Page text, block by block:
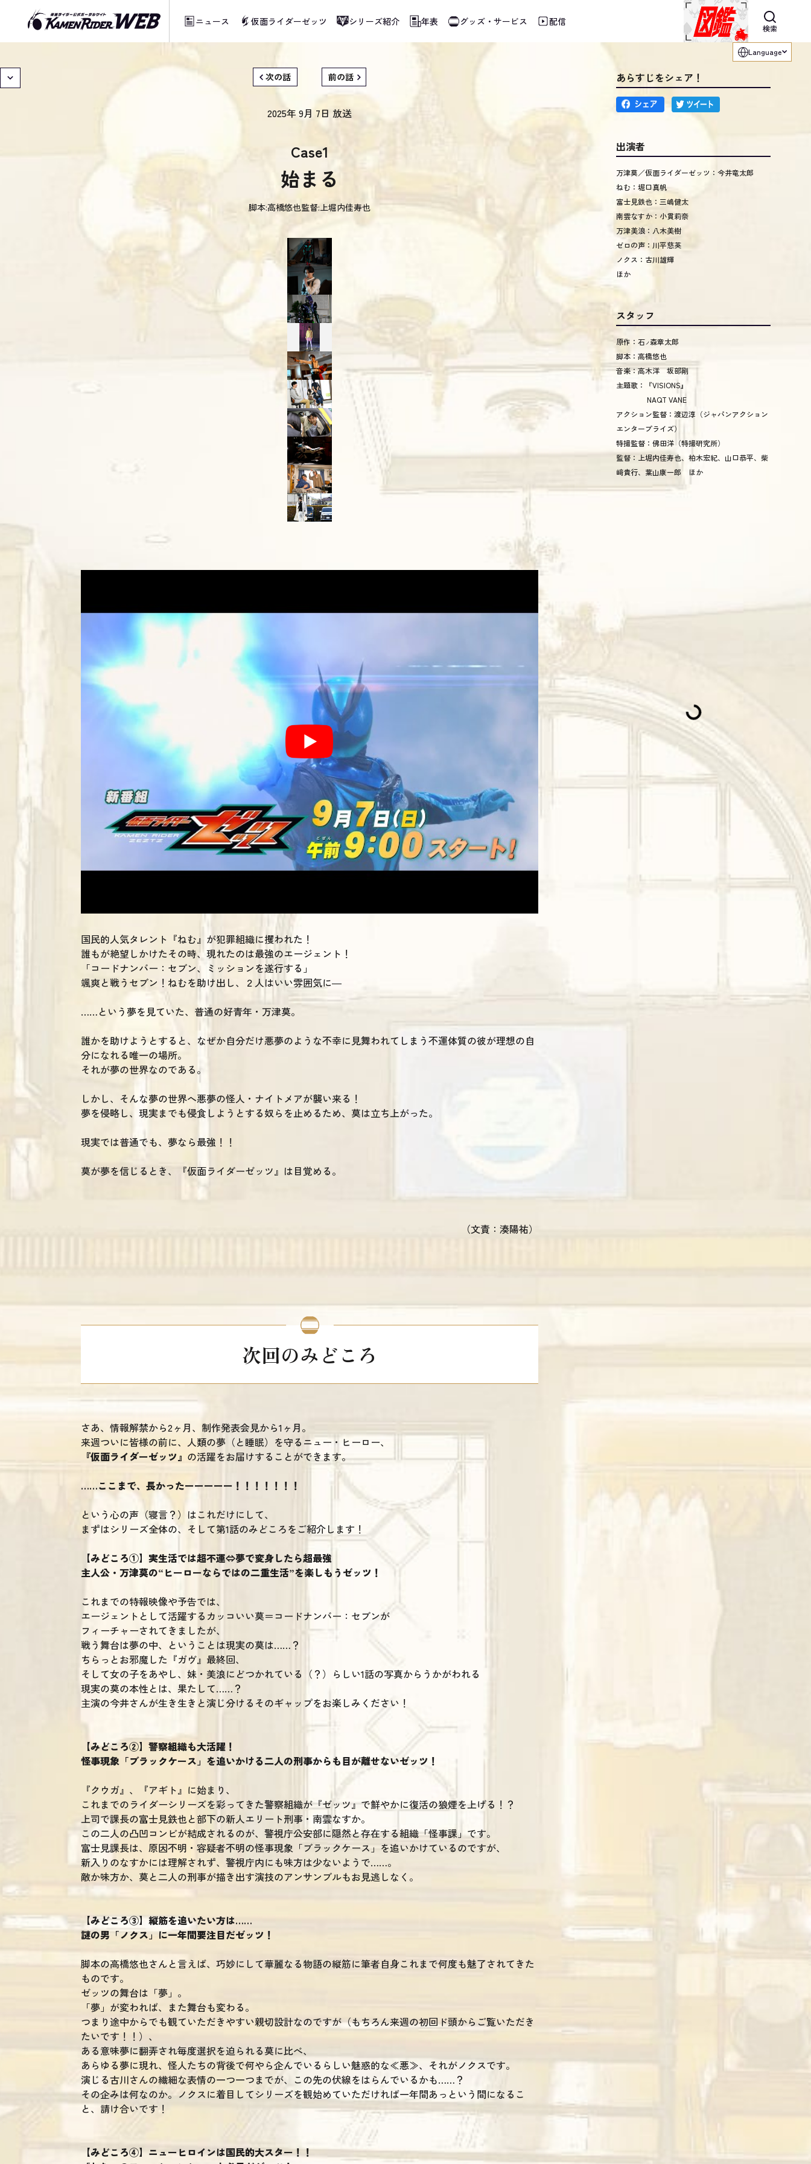
ニュース 仮面ライダーゼッツ シリーズ紹介 年表 グッズ・サービス 配信
検索
当サイトでは、機械的な自動翻訳サービスを使用しています。指定した言語に切り替わらないページは、ブラウザの翻訳機能をご利用ください。
Language
次の話 前の話
2025年 9月 7日 放送
Case1
始まる
脚本:高橋悠也監督:上堀内佳寿也
国民的人気タレント『ねむ』が犯罪組織に攫われた！
誰もが絶望しかけたその時、現れたのは最強のエージェント！
「コードナンバー：セブン、ミッションを遂行する」
颯爽と戦うセブン！ねむを助け出し、２人はいい雰囲気に―
……という夢を見ていた、普通の好青年・万津莫。
誰かを助けようとすると、なぜか自分だけ悪夢のような不幸に見舞われてしまう不運体質の彼が理想の自
分になれる唯一の場所。
それが夢の世界なのである。
しかし、そんな夢の世界へ悪夢の怪人・ナイトメアが襲い来る！
夢を侵略し、現実までも侵食しようとする奴らを止めるため、莫は立ち上がった。
現実では普通でも、夢なら最強！！
莫が夢を信じるとき、『仮面ライダーゼッツ』は目覚める。
（文責：湊陽祐）
次回のみどころ
さあ、情報解禁から2ヶ月、制作発表会見から1ヶ月。
来週ついに皆様の前に、人類の夢（と睡眠）を守るニュー・ヒーロー、
『仮面ライダーゼッツ』 の活躍をお届けすることができます。
……ここまで、長かったーーーーー！！！！！！！
という心の声（寝言？）はこれだけにして、
まずはシリーズ全体の、そして第1話のみどころをご紹介します！
【みどころ①】実生活では超不運⇔夢で変身したら超最強
主人公・万津莫の“ヒーローならではの二重生活”を楽しもうゼッツ！
これまでの特報映像や予告では、
エージェントとして活躍するカッコいい莫＝コードナンバー：セブンが
フィーチャーされてきましたが、
戦う舞台は夢の中、ということは現実の莫は……？
ちらっとお邪魔した『ガヴ』最終回、
そして女の子をあやし、妹・美浪にどつかれている（？）らしい1話の写真からうかがわれる
現実の莫の本性とは、果たして……？
主演の今井さんが生き生きと演じ分けるそのギャップをお楽しみください！
【みどころ②】警察組織も大活躍！
怪事現象「ブラックケース」を追いかける二人の刑事からも目が離せないゼッツ！
『クウガ』、『アギト』に始まり、
これまでのライダーシリーズを彩ってきた警察組織が『ゼッツ』で鮮やかに復活の狼煙を上げる！？
上司で課長の富士見鉄也と部下の新人エリート刑事・南雲なすか。
この二人の凸凹コンビが結成されるのが、警視庁公安部に隠然と存在する組織「怪事課」です。
富士見課長は、原因不明・容疑者不明の怪事現象「ブラックケース」を追いかけているのですが、
新入りのなすかには理解されず、警視庁内にも味方は少ないようで……。
敵か味方か、莫と二人の刑事が描き出す演技のアンサンブルもお見逃しなく。
【みどころ③】縦筋を追いたい方は……
謎の男「ノクス」に一年間要注目だゼッツ！
脚本の高橋悠也さんと言えば、巧妙にして華麗なる物語の縦筋に筆者自身これまで何度も魅了されてきた
ものです。
ゼッツの舞台は「夢」。
「夢」が変われば、また舞台も変わる。
つまり途中からでも観ていただきやすい親切設計なのですが（もちろん来週の初回ド頭からご覧いただき
たいです！！）、
ある意味夢に翻弄され毎度選択を迫られる莫に比べ、
あらゆる夢に現れ、怪人たちの背後で何やら企んでいるらしい魅惑的な≪悪≫、それがノクスです。
演じる古川さんの繊細な表情の一つ一つまでが、この先の伏線をはらんでいるかも……？
その企みは何なのか。ノクスに着目してシリーズを観始めていただければ一年間あっという間になるこ
と、請け合いです！
【みどころ④】ニューヒロインは国民的大スター！！
あらすじをシェア！
出演者
万津莫／仮面ライダーゼッツ：今井竜太郎
ねむ：堀口真帆
富士見鉄也：三嶋健太
南雲なすか：小貫莉奈
万津美浪：八木美樹
ゼロの声：川平慈英
ノクス：古川雄輝
ほか
スタッフ
原作：石ノ森章太郎
脚本：高橋悠也
音楽：高木洋 坂部剛
主題歌：『VISIONS』
NAQT VANE
アクション監督：渡辺淳（ジャパンアクション
エンタープライズ）
特撮監督：佛田洋（特撮研究所）
監督：上堀内佳寿也、柏木宏紀、山口恭平、柴
﨑貴行、葉山康一郎 ほか